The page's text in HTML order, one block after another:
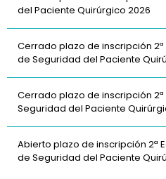
del Paciente Quirúrgico 2026
Cerrado plazo de inscripción
de Seguridad del Paciente
Cerrado plazo de inscripción
Seguridad del Paciente
Abierto plazo de inscripción 2ª
de Seguridad del Paciente